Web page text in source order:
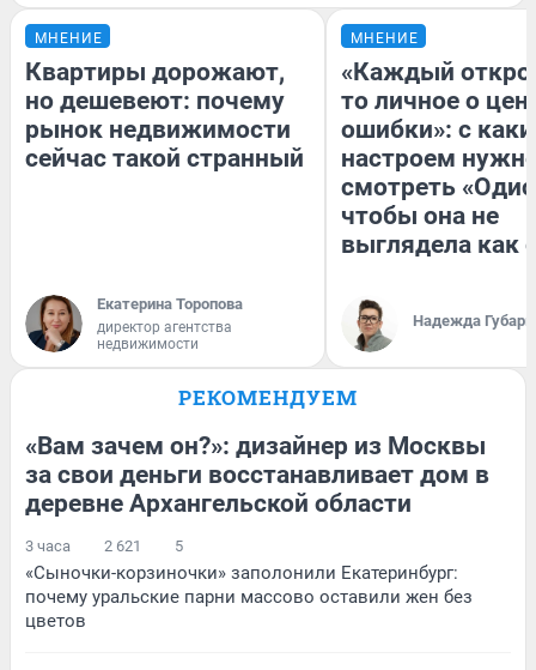
МНЕНИЕ
Квартиры дорожают,
но дешевеют: почему
рынок недвижимости
сейчас такой странный
Екатерина Торопова
директор агентства
недвижимости
МНЕНИЕ
«Каждый
то личное о
ошибки»: с
настроем
смотреть
чтобы она не
выглядела как
Надежда Губарь
РЕКОМЕНДУЕМ
«Вам зачем он?»: дизайнер из Москвы
за свои деньги восстанавливает дом в
деревне Архангельской области
3 часа 2 621 5
«Сыночки-корзиночки» заполонили Екатеринбург:
почему уральские парни массово оставили жен без
цветов